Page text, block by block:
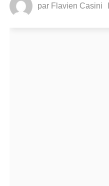
par Flavien Casini